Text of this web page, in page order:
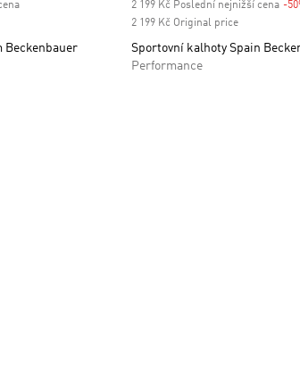
Beckenbauer
2 199 Kč Poslední nejnižší cena -
2 199 Kč Original price
Sportovní kalhoty Spain
Performance